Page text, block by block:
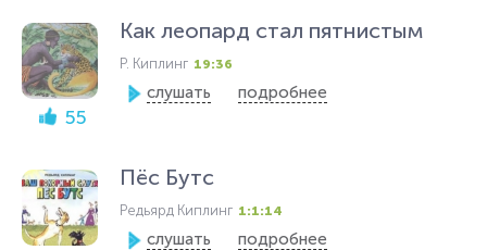
55
Как леопард стал пятнистым
Р. Киплинг 19:36
слушать подробнее
Пёс Бутс
Редьярд Киплинг 1:1:14
слушать подробнее